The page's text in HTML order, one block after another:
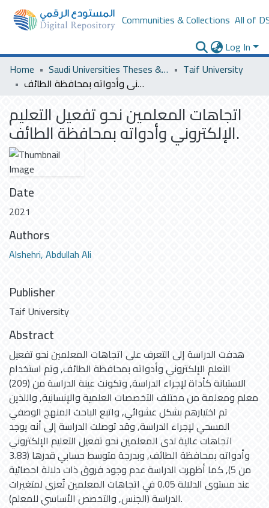
Communities & Collections All of
Log In
Home
Saudi Universities Theses & Dissertations
Taif University
اتجاهات المعلمين نحو تفعيل التعليم الإلكتروني وأدواته بمحافظة الطائف.
اتجاهات المعلمين نحو تفعيل التعليم
الإلكتروني وأدواته بمحافظة الطائف.
Date
2021
Authors
Alshehri, Abdullah Ali
Publisher
Taif University
Abstract
هدفت الدراسة إلى التعرف على اتجاهات المعلمين نحو تفعيل
التعلم الإلكتروني وأدواته بمحافظة الطائف, وتم استخدام
الاستبانة كأداة لإجراء الدراسة, وتكونت عينة الدراسة من (209)
معلم ومعلمة من مختلف التخصصات العلمية والإنسانية, واللذين
تم اختيارهم بشكل عشوائي, واتبع الباحث المنهج الوصفي
المسحي لإجراء الدراسة, وقد توصلت الدراسة إلى أنه يوجد
اتجاهات عالية لدى المعلمين نحو تفعيل التعليم الإلكتروني
وأدواته بمحافظة الطائف, وبدرجة متوسط حسابي قدرها (3.83
من 5), كما أظهرت الدراسة عدم وجود فروق ذات دلالة احصائية
عند مستوى الدلالة 0.05 في اتجاهات المعلمين تُعزى لمتغيرات
الدراسة (الجنس, والتخصص الأساسي للمعلم).